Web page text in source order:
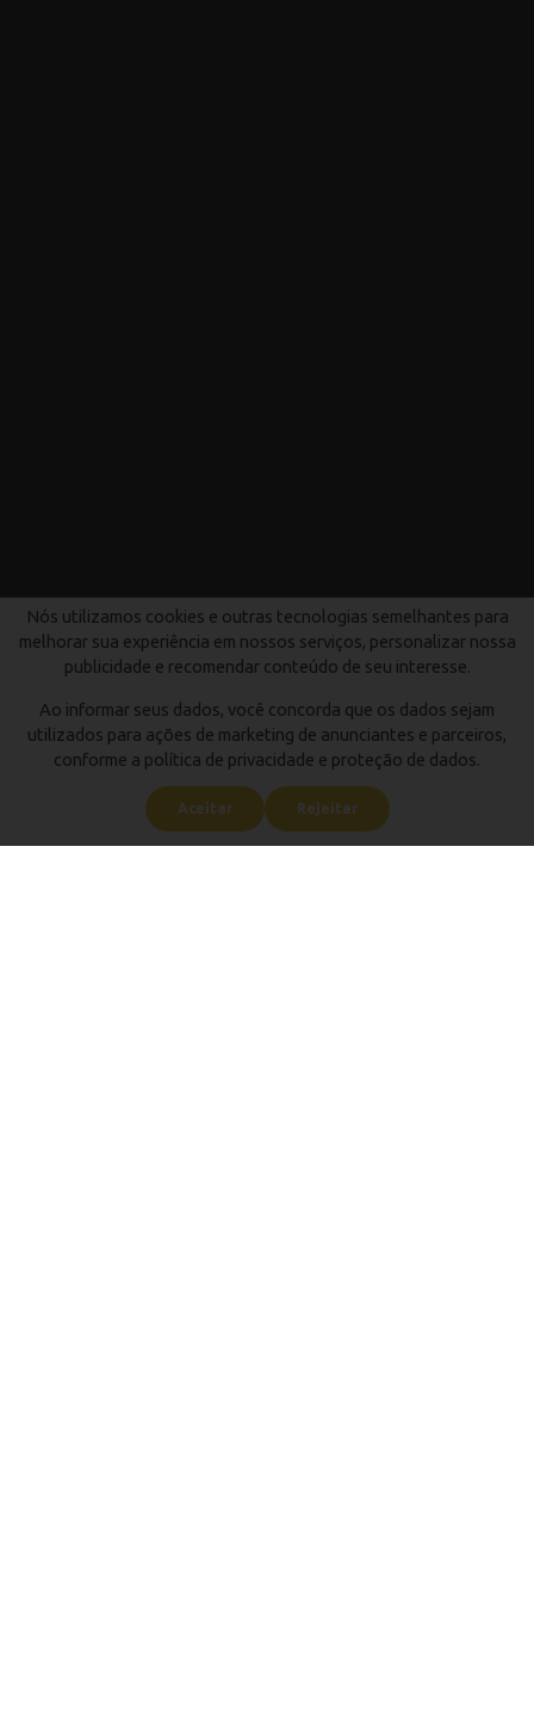
Nós utilizamos cookies e outras tecnologias semelhantes para
melhorar sua experiência em nossos serviços, personalizar nossa
publicidade e recomendar conteúdo de seu interesse.
Ao informar seus dados, você concorda que os dados sejam
utilizados para ações de marketing de anunciantes e parceiros,
conforme a política de privacidade e proteção de dados.
Aceitar Rejeitar